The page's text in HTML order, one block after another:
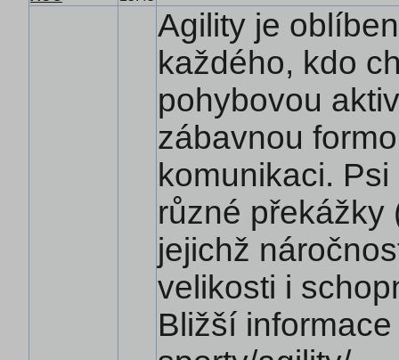
Agility je
každého, kdo
pohybovou
zábavnou
komunikaci.
různé překážky
jejichž
velikosti i
Bližší